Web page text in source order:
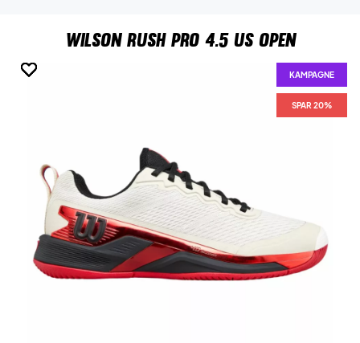
Wilson Rush Pro 4.5 US Open
KAMPAGNE
SPAR 20%
KAMPAGNE
SPAR 20%
KAMPAGNE
SPAR 20%
KAMPAGNE
SPAR 20%
KAMPAGNE
SPAR 20%
KAMPAGNE
SPAR 20%
KAMPAGNE
SPAR 20%